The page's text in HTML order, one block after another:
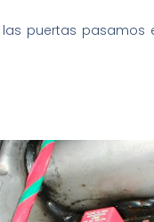
las puertas pasamos